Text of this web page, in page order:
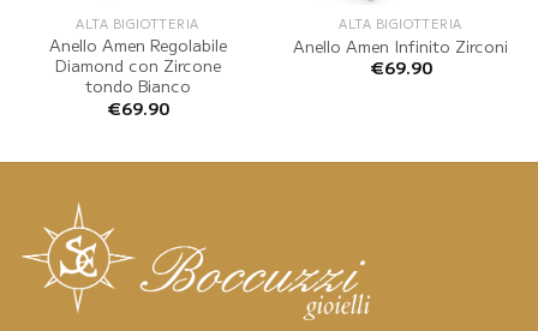
ALTA BIGIOTTERIA
Anello Amen Regolabile
Diamond con Zircone
tondo Bianco
€69.90
ALTA BIGIOTTERIA
Anello Amen Infinito Zirconi
€69.90